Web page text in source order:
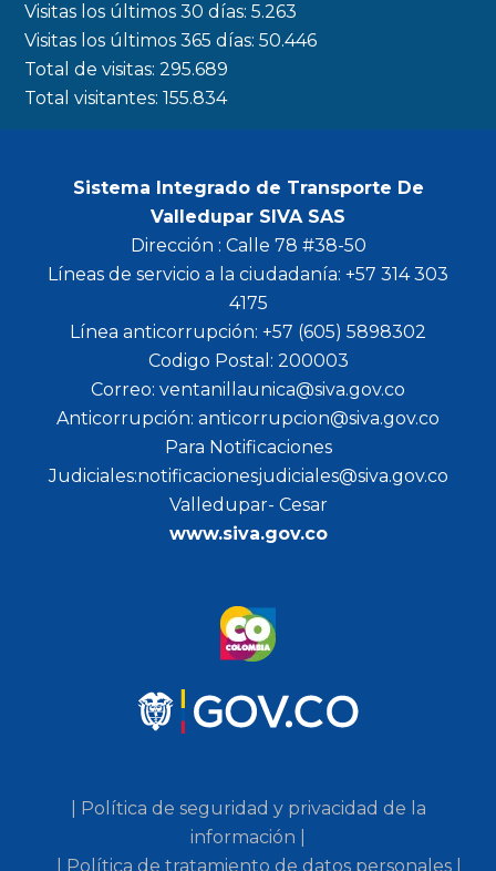
k
a
m
Visitas los últimos 30 días:5.263
Visitas los últimos 365 días:50.446
Total de visitas:295.689
Total visitantes:155.834
Sistema Integrado de Transporte De
Valledupar SIVA SAS
Dirección : Calle 78 #38-50
Líneas de servicio a la ciudadanía: +57 314 303
4175
Línea anticorrupción: +57 (605) 5898302
Codigo Postal: 200003
Correo: ventanillaunica@siva.gov.co
Anticorrupción: anticorrupcion@siva.gov.co
Para Notificaciones
Judiciales:notificacionesjudiciales@siva.gov.co
Valledupar- Cesar
www.siva.gov.co
| Política de seguridad y privacidad de la
información |
| Política de tratamiento de datos personales |